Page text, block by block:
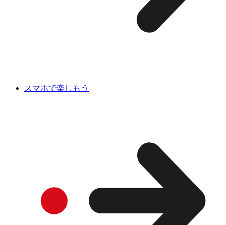
スマホで楽しもう